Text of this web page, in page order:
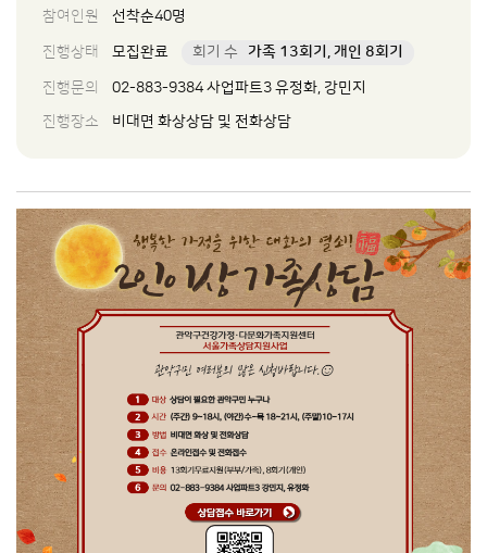
참여인원
선착순40명
진행상태 모집완료 회기 수 가족 13회기, 개인 8회기
진행문의
02-883-9384 사업파트3 유정화, 강민지
진행장소
비대면 화상상담 및 전화상담